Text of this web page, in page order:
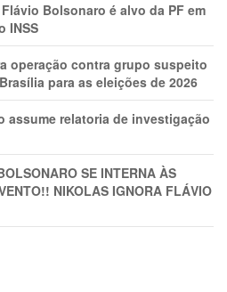
Bolsonaro é alvo da PF em
INSS
operação contra grupo suspeito
para as eleições de 2026
assume relatoria de investigação
SE INTERNA ÀS
NIKOLAS IGNORA FLÁVIO